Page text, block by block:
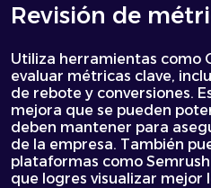
Revisión de
Utiliza herramientas como
evaluar métricas clave,
de rebote y conversiones.
mejora que se pueden
deben mantener para
de la empresa. También
plataformas como
que logres visualizar mejor